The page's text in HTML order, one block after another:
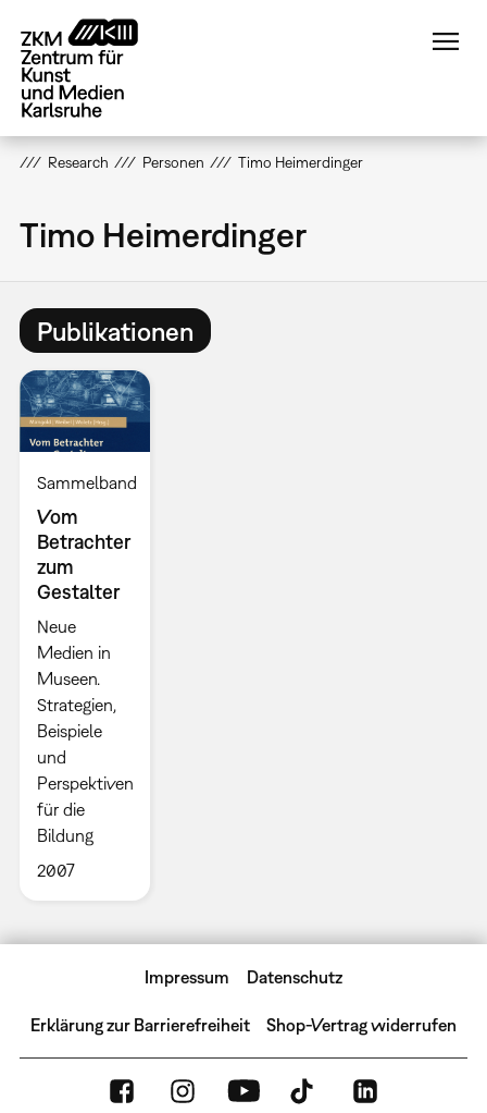
zum
Inhalt
Research Personen Timo Heimerdinger
Timo Heimerdinger
Publikationen
Sammelband
Vom
Betrachter
zum
Gestalter
Neue
Medien in
Museen.
Strategien,
Beispiele
und
Perspektiven
für die
Bildung
2007
Impressum Datenschutz
Erklärung zur Barrierefreiheit Shop-Vertrag widerrufen